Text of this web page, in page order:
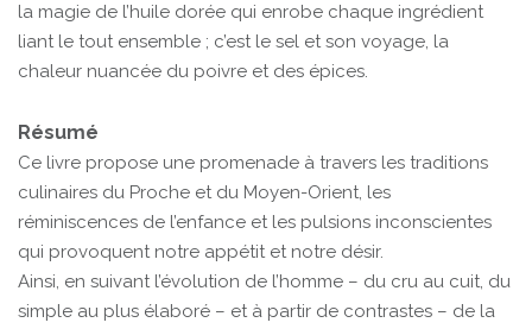
la magie de l’huile dorée qui enrobe chaque ingrédient
liant le tout ensemble ; c’est le sel et son voyage, la
chaleur nuancée du poivre et des épices.
Résumé
Ce livre propose une promenade à travers les traditions
culinaires du Proche et du Moyen-Orient, les
réminiscences de l’enfance et les pulsions inconscientes
qui provoquent notre appétit et notre désir.
Ainsi, en suivant l’évolution de l’homme – du cru au cuit, du
simple au plus élaboré – et à partir de contrastes – de la